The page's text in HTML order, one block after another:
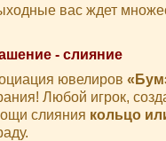
вас ждет
- слияние
ювелиров
Любой игрок,
слияния кольцо